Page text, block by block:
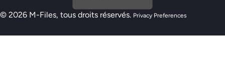
© 2026 M-Files, tous droits réservés. Privacy Preferences
Nouveau modèle de préparation M-Files :